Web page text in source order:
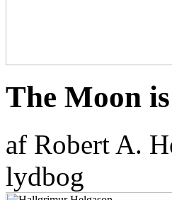
The Moon
af Robert A.
lydbog